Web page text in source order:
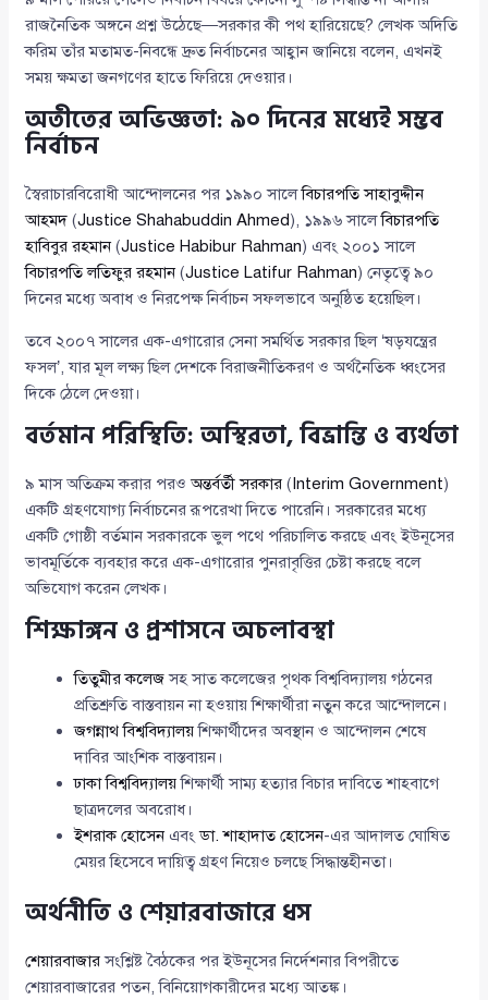
রাজনৈতিক অঙ্গনে প্রশ্ন উঠেছে—সরকার কী পথ হারিয়েছে? লেখক অদিতি
করিম তাঁর মতামত-নিবন্ধে দ্রুত নির্বাচনের আহ্বান জানিয়ে বলেন, এখনই
সময় ক্ষমতা জনগণের হাতে ফিরিয়ে দেওয়ার।
অতীতের অভিজ্ঞতা: ৯০ দিনের মধ্যেই সম্ভব
নির্বাচন
স্বৈরাচারবিরোধী আন্দোলনের পর ১৯৯০ সালেবিচারপতি সাহাবুদ্দীন
আহমদ (Justice Shahabuddin Ahmed), ১৯৯৬ সালেবিচারপতি
হাবিবুর রহমান(Justice Habibur Rahman) এবং ২০০১ সালে
বিচারপতি লতিফুর রহমান(Justice Latifur Rahman) নেতৃত্বে ৯০
দিনের মধ্যে অবাধ ও নিরপেক্ষ নির্বাচন সফলভাবে অনুষ্ঠিত হয়েছিল।
তবে ২০০৭ সালের এক-এগারোর সেনা সমর্থিত সরকার ছিল ‘ষড়যন্ত্রের
ফসল’, যার মূল লক্ষ্য ছিল দেশকে বিরাজনীতিকরণ ও অর্থনৈতিক ধ্বংসের
দিকে ঠেলে দেওয়া।
বর্তমান পরিস্থিতি: অস্থিরতা, বিভ্রান্তি ও ব্যর্থতা
৯ মাস অতিক্রম করার পরওঅন্তর্বর্তী সরকার ( Interim Government)
একটি গ্রহণযোগ্য নির্বাচনের রূপরেখা দিতে পারেনি। সরকারের মধ্যে
একটি গোষ্ঠী বর্তমান সরকারকে ভুল পথে পরিচালিত করছে এবং ইউনূসের
ভাবমূর্তিকে ব্যবহার করে এক-এগারোর পুনরাবৃত্তির চেষ্টা করছে বলে
অভিযোগ করেন লেখক।
শিক্ষাঙ্গন ও প্রশাসনে অচলাবস্থা
তিতুমীর কলেজসহ সাত কলেজের পৃথক বিশ্ববিদ্যালয় গঠনের
প্রতিশ্রুতি বাস্তবায়ন না হওয়ায় শিক্ষার্থীরা নতুন করে আন্দোলনে।
জগন্নাথ বিশ্ববিদ্যালয়শিক্ষার্থীদের অবস্থান ও আন্দোলন শেষে
দাবির আংশিক বাস্তবায়ন।
ঢাকা বিশ্ববিদ্যালয়শিক্ষার্থী সাম্য হত্যার বিচার দাবিতে শাহবাগে
ছাত্রদলের অবরোধ।
ইশরাক হোসেনএবংডা. শাহাদাত হোসেন-এর আদালত ঘোষিত
মেয়র হিসেবে দায়িত্ব গ্রহণ নিয়েও চলছে সিদ্ধান্তহীনতা।
অর্থনীতি ও শেয়ারবাজারে ধস
শেয়ারবাজারসংশ্লিষ্ট বৈঠকের পর ইউনূসের নির্দেশনার বিপরীতে
শেয়ারবাজারের পতন, বিনিয়োগকারীদের মধ্যে আতঙ্ক।